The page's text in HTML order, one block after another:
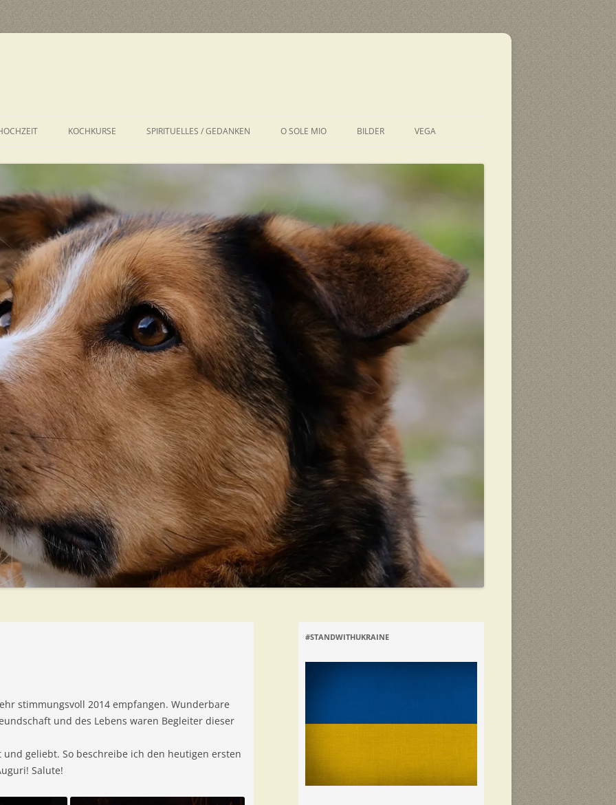
KOCHKURSE SPIRITUELLES / GEDANKEN O SOLE MIO BILDER VEGA
stimmungsvoll 2014 empfangen. Wunderbare
und des Lebens waren Begleiter dieser
geliebt. So beschreibe ich den heutigen ersten
Salute!
#STANDWITHUKRAINE